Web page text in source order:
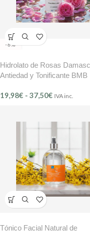
-6%
Hidrolato de Rosas
Antiedad y Tonificante BMB
Ref. 900
19,98€ - 37,50€ IVA inc.
Tónico Facial Natural de